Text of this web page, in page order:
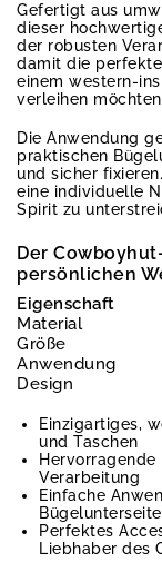
Gefertigt aus
dieser
der robusten
damit die
einem western-
verleihen
Die Anwendung
praktischen
und sicher
eine individuelle
Spirit zu
Der
persönlichen
Eigenschaft
Material
Größe
Anwendung
Design
Einzigartiges,
und Taschen
Verarbeitung
Einfache
Bügelunterseite
Perfektes
Liebhaber des